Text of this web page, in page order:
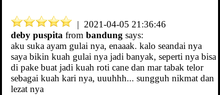
| 2021-04-05 21:36:46
deby puspita from bandung says:
aku suka ayam gulai nya, enaaak. kalo seandai nya
saya bikin kuah gulai nya jadi banyak, seperti nya bisa
di pake buat jadi kuah roti cane dan mar tabak telor
sebagai kuah kari nya, uuuhhh... sungguh nikmat dan
lezat nya